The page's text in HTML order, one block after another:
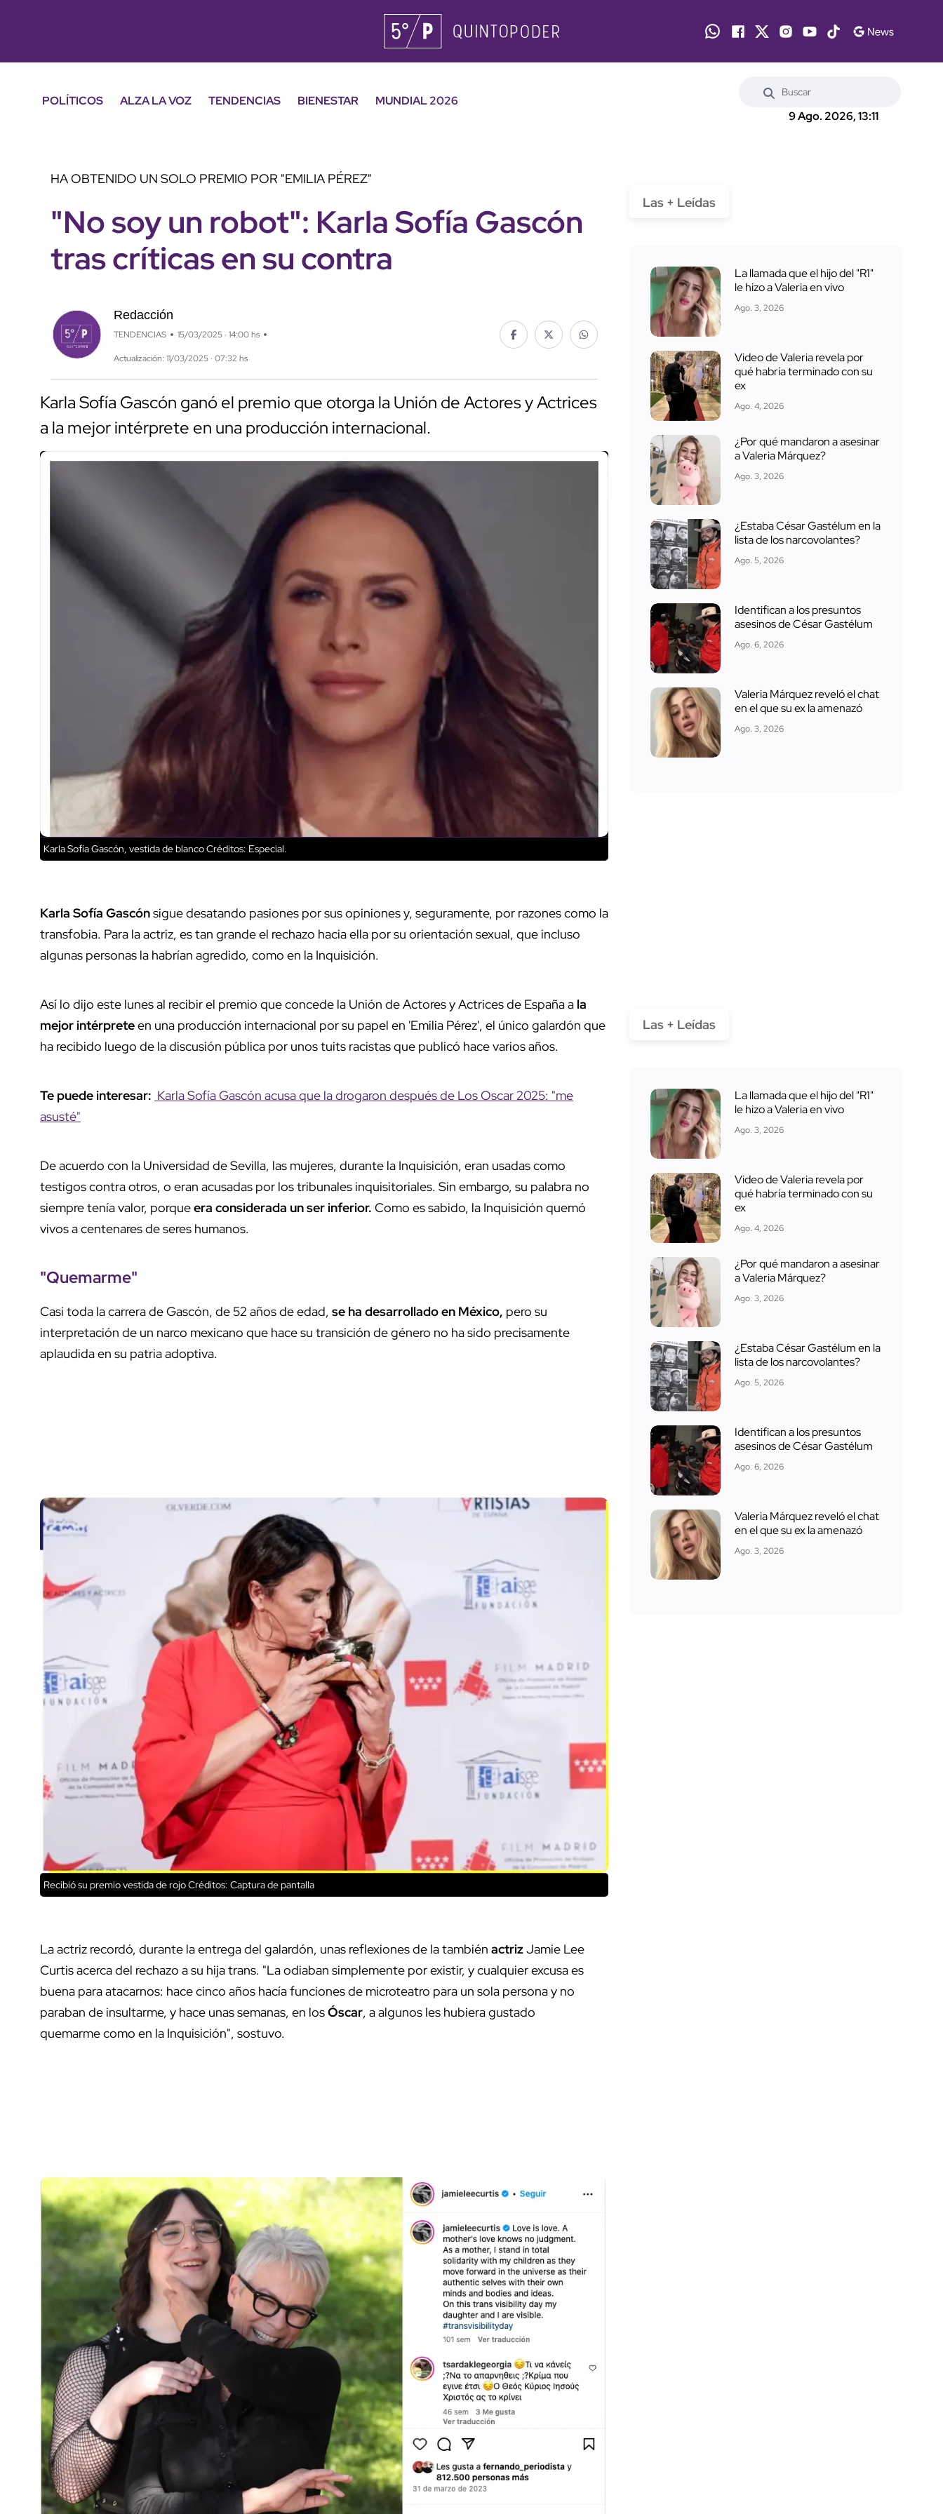
POLÍTICOS ALZA LA VOZ TENDENCIAS BIENESTAR
MUNDIAL 2026
9 Ago. 2026, 13:11
HA OBTENIDO UN SOLO PREMIO POR "EMILIA PÉREZ"
"No soy un robot": Karla Sofía Gascón
tras críticas en su contra
Redacción
TENDENCIAS 15/03/2025 · 14:00 hs
Actualización: 11/03/2025 · 07:32 hs
Karla Sofía Gascón ganó el premio que otorga la Unión de Actores y Actrices
a la mejor intérprete en una producción internacional.
Karla Sofía Gascón, vestida de blancoCréditos: Especial.
Karla Sofía Gascónsigue desatando pasiones por sus opiniones y, seguramente, por razones como la
transfobia. Para la actriz, es tan grande el rechazo hacia ella por su orientación sexual, que incluso
algunas personas la habrían agredido, como en la Inquisición.
Así lo dijo este lunes al recibir el premio que concede la Unión de Actores y Actrices de España a la
mejor intérpreteen una producción internacional por su papel en 'Emilia Pérez', el único galardón que
ha recibido luego de la discusión pública por unos tuits racistas que publicó hace varios años.
Te puede interesar: Karla Sofía Gascón acusa que la drogaron después de Los Oscar 2025: "me
asusté"
De acuerdo con la Universidad de Sevilla, las mujeres, durante la Inquisición, eran usadas como
testigos contra otros, o eran acusadas por los tribunales inquisitoriales. Sin embargo, su palabra no
siempre tenía valor, porqueera considerada un ser inferior. Como es sabido, la Inquisición quemó
vivos a centenares de seres humanos.
"Quemarme"
Casi toda la carrera de Gascón, de 52 años de edad, se ha desarrollado en México, pero su
interpretación de un narco mexicano que hace su transición de género no ha sido precisamente
aplaudida en su patria adoptiva.
Recibió su premio vestida de rojoCréditos: Captura de pantalla
La actriz recordó, durante la entrega del galardón, unas reflexiones de la también actrizJamie Lee
Curtis acerca del rechazo a su hija trans. "La odiaban simplemente por existir, y cualquier excusa es
buena para atacarnos: hace cinco años hacía funciones de microteatro para un sola persona y no
paraban de insultarme, y hace unas semanas, en losÓscar, a algunos les hubiera gustado
quemarme como en la Inquisición", sostuvo.
Las + Leídas
La llamada que el hijo del "R1"
le hizo a Valeria en vivo
Ago. 3, 2026
Video de Valeria revela por
qué habría terminado con su
ex
Ago. 4, 2026
¿Por qué mandaron a asesinar
a Valeria Márquez?
Ago. 3, 2026
¿Estaba César Gastélum en la
lista de los narcovolantes?
Ago. 5, 2026
Identifican a los presuntos
asesinos de César Gastélum
Ago. 6, 2026
Valeria Márquez reveló el chat
en el que su ex la amenazó
Ago. 3, 2026
Las + Leídas
La llamada que el hijo del "R1"
le hizo a Valeria en vivo
Ago. 3, 2026
Video de Valeria revela por
qué habría terminado con su
ex
Ago. 4, 2026
¿Por qué mandaron a asesinar
a Valeria Márquez?
Ago. 3, 2026
¿Estaba César Gastélum en la
lista de los narcovolantes?
Ago. 5, 2026
Identifican a los presuntos
asesinos de César Gastélum
Ago. 6, 2026
Valeria Márquez reveló el chat
en el que su ex la amenazó
Ago. 3, 2026